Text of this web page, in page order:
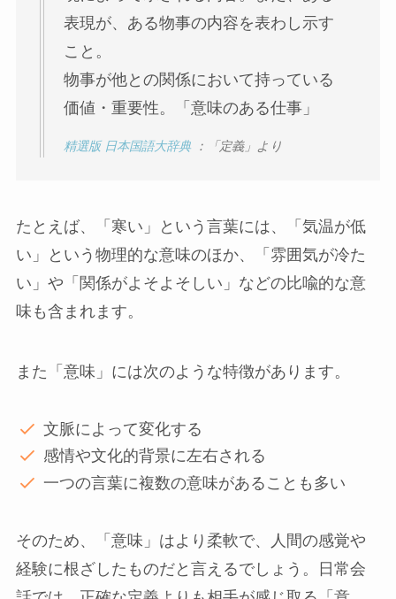
表現が、ある物事の内容を表わし示す
こと。
物事が他との関係において持っている
価値・重要性。「意味のある仕事」
精選版 日本国語大辞典：「定義」より
たとえば、「寒い」という言葉には、「気温が低
い」という物理的な意味のほか、「雰囲気が冷た
い」や「関係がよそよそしい」などの比喩的な意
味も含まれます。
また「意味」には次のような特徴があります。
文脈によって変化する
感情や文化的背景に左右される
一つの言葉に複数の意味があることも多い
そのため、「意味」はより柔軟で、人間の感覚や
経験に根ざしたものだと言えるでしょう。日常会